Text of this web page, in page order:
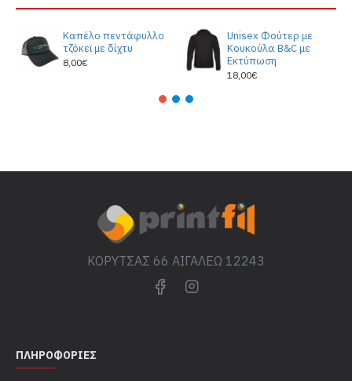
Kαπέλο πεντάφυλλο
τζόκεϊ με δίχτυ
8,00€
Unisex Φούτερ με
Κουκούλα B&C με
Εκτύπωση
18,00€
ΚΟΡΥΤΣΑΣ 66 ΑΙΓΑΛΕΩ 12243
ΠΛΗΡΟΦΟΡΊΕΣ